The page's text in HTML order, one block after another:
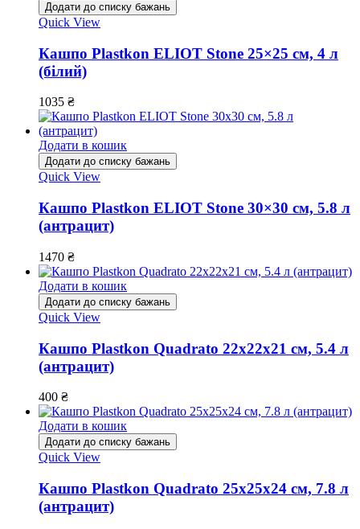
Додати до списку бажань
Quick View
Кашпо Plastkon ELIOT Stone 25×25 см, 4 л
(білий)
1035 ₴
Додати в кошик
Додати до списку бажань
Quick View
Кашпо Plastkon ELIOT Stone 30×30 см, 5.8 л
(антрацит)
1470 ₴
Додати в кошик
Додати до списку бажань
Quick View
Кашпо Plastkon Quadrato 22х22х21 см, 5.4 л
(антрацит)
400 ₴
Додати в кошик
Додати до списку бажань
Quick View
Кашпо Plastkon Quadrato 25х25х24 см, 7.8 л
(антрацит)